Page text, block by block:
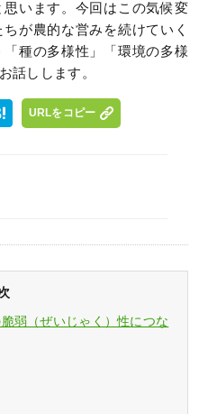
います。今回はこの気候変
が農的な営みを続けていく
「種の多様性」「環境の多様
話しします。
URLをコピー
弱（ぜいじゃく）性につな